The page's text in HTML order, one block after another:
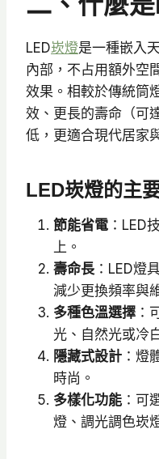
LED崁燈是一種嵌入
內部，不占用額外空
效果。相較於傳統筒
效、更長的壽命（可
低，更適合現代居家
LED崁燈的主
節能省電 ：LED
上。
壽命長 ：LED燈
減少更換頻率與
多種色溫選擇 ：
光、自然光或冷
隱藏式設計 ：燈
時尚。
多樣化功能 ：可
燈、調光調色崁